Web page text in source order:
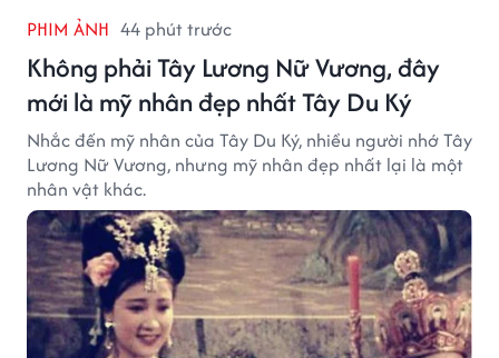
PHIM ẢNH 44 phút trước
Không phải Tây Lương Nữ Vương, đây
mới là mỹ nhân đẹp nhất Tây Du Ký
Nhắc đến mỹ nhân của Tây Du Ký, nhiều người nhớ Tây
Lương Nữ Vương, nhưng mỹ nhân đẹp nhất lại là một
nhân vật khác.